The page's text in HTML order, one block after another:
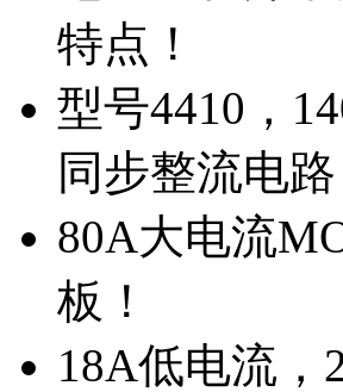
特点！
型号4410，
同步整流电路
80A大电流
板！
18A低电流，